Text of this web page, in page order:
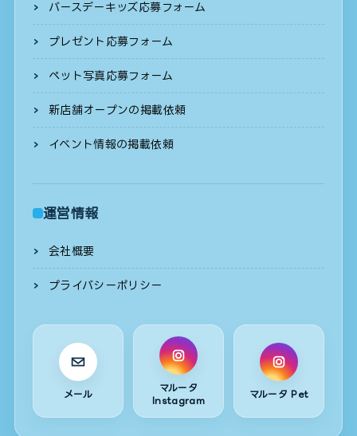
バースデーキッズ応募フォーム
プレゼント応募フォーム
ペット写真応募フォーム
新店舗オープンの掲載依頼
イベント情報の掲載依頼
運営情報
会社概要
プライバシーポリシー
メール
マルータ
Instagram
マルータ Pet